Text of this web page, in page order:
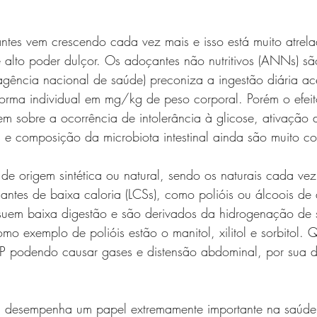
vem crescendo cada vez mais e isso está muito
poder dulçor. Os adoçantes não nutritivos (ANNs)
nacional de saúde) preconiza a ingestão diária
individual em mg/kg de peso corporal. Porém o
sobre a ocorrência de intolerância à glicose, ativação
e composição da microbiota intestinal ainda são muito
origem sintética ou natural, sendo os naturais cada
de baixa caloria (LCSs), como polióis ou álcoois
baixa digestão e são derivados da hidrogenação de
exemplo de polióis estão o manitol, xilitol e sorbitol.
podendo causar gases e distensão abdominal, por sua
um papel extremamente importante na